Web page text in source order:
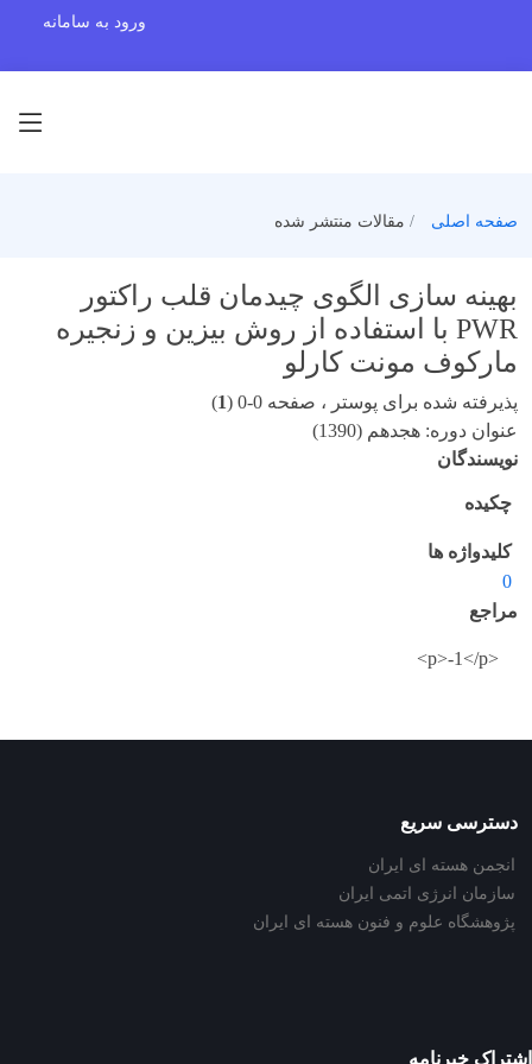
ورود به سامانه
صفحه اصلی مقالات منتشر شده
بهینه سازی الگوی چیدمان قلب راکتور
PWR با استفاده از روش بیزین و زنجیره
مارکوف مونت کارلو
پذیرفته شده برای پوستر ، صفحه 0-0 ( 1
)
عنوان دوره: هجدهم (1390)
نویسندگان
چکیده
کلیدواژه ها
0
مراجع
<p>-1</p>
دسترسی سریع
انجمن هسته ای ایران
سازمان انرژی اتمی ایران
پژوهشگاه علوم و فنون هسته ای ایران
اشتراک خبرنامه